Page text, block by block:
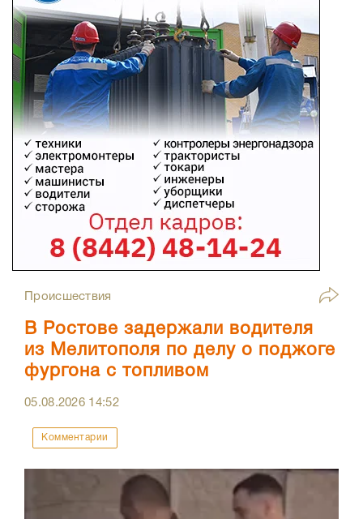
Происшествия
В Ростове задержали водителя
из Мелитополя по делу о поджоге
фургона с топливом
05.08.2026 14:52
Комментарии